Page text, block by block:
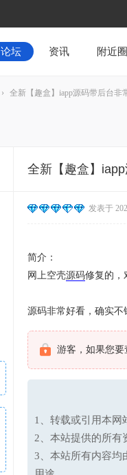
论坛 资讯 附近圈
› 全新【趣盒】iapp源码带后台非
全新【趣盒】
发表于
简介：
网上空壳源码修复的，
源码非常好看，确实不
游客，如果您
1、转载或引用本网
2、本站提供的所有
3、本站所有内容均